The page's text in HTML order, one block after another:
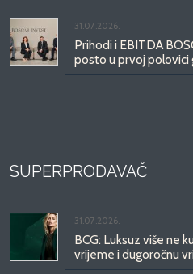
31.07.2026.
Prihodi i EBITDA
posto u prvoj polovici
SUPERPRODAVAČ
31.07.2026.
BCG: Luksuz više ne
vrijeme i dugoročnu